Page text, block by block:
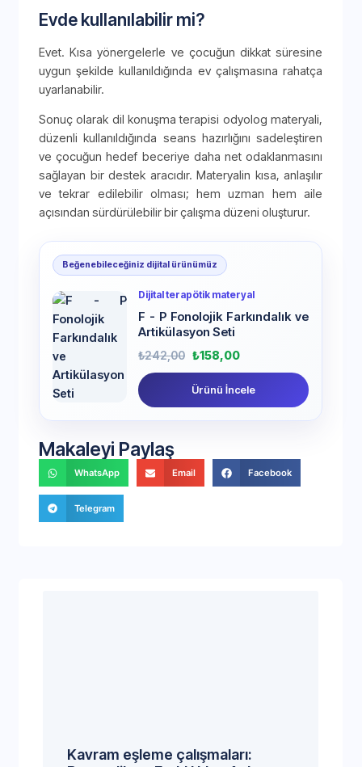
Evde kullanılabilir mi?
Evet. Kısa yönergelerle ve çocuğun dikkat süresine
uygun şekilde kullanıldığında ev çalışmasına rahatça
uyarlanabilir.
Sonuç olarak dil konuşma terapisi odyolog materyali,
düzenli kullanıldığında seans hazırlığını sadeleştiren
ve çocuğun hedef beceriye daha net odaklanmasını
sağlayan bir destek aracıdır. Materyalin kısa, anlaşılır
ve tekrar edilebilir olması; hem uzman hem aile
açısından sürdürülebilir bir çalışma düzeni oluşturur.
Beğenebileceğiniz dijital ürünümüz
Dijital terapötik materyal
F - P Fonolojik Farkındalık ve
Artikülasyon Seti
₺242,00 ₺158,00
Ürünü İncele
Makaleyi Paylaş
WhatsApp Email Facebook
Telegram
Kavram eşleme çalışmaları: